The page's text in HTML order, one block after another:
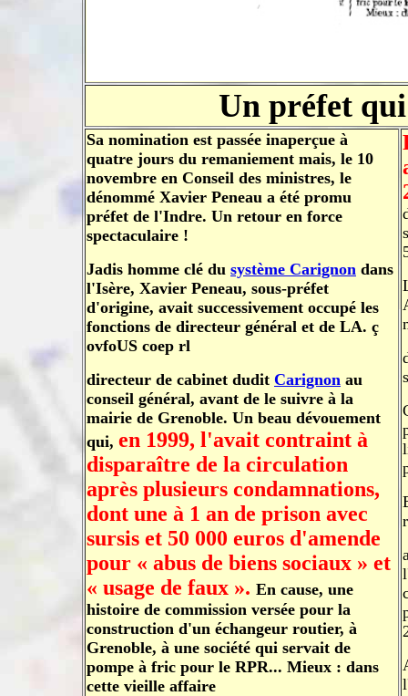
Un préfet
Sa nomination est passée inaperçue à
quatre jours du remaniement mais, le 10
novembre en Conseil des ministres, le
dénommé Xavier Peneau a été promu
préfet de l'Indre. Un retour en force
spectaculaire !
Jadis homme clé du système Carignon dans
l'Isère, Xavier Peneau, sous-préfet
d'origine, avait successivement occupé les
fonctions de directeur général et de LA. ç
ovfoUS coep rl
directeur de cabinet dudit Carignon au
conseil général, avant de le suivre à la
mairie de Grenoble. Un beau dévouement
qui, en 1999, l'avait contraint à
disparaître de la circulation
après plusieurs condamnations,
dont une à 1 an de prison avec
sursis et 50 000 euros d'amende
pour « abus de biens sociaux » et
« usage de faux ». En cause, une
histoire de commission versée pour la
construction d'un échangeur routier, à
Grenoble, à une société qui servait de
pompe à fric pour le RPR... Mieux : dans
cette vieille affaire